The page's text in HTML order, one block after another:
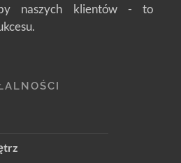
naszych klientów - to